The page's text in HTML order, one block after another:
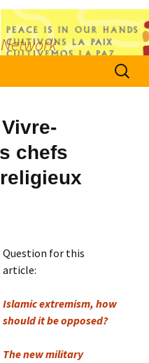
Search
for:
chefs
Question for this
article:
Islamic extremism, how
should it be opposed?
The new military